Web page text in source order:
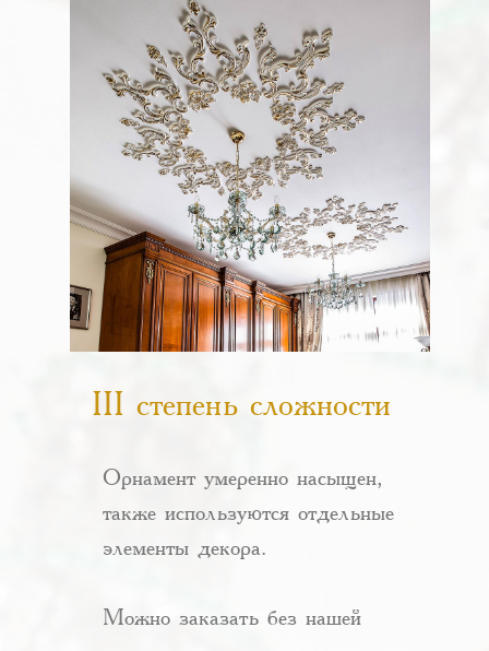
III степень сложности
Орнамент умеренно насыщен,
также используются отдельные
элементы декора.
Можно заказать без нашей